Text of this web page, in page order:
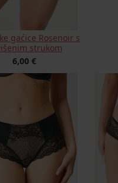
gaćice Rosenoir s
strukom
6,00 €